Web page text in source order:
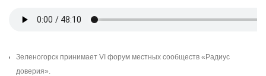
Зеленогорск принимает VI форум местных сообществ «Радиус
доверия».